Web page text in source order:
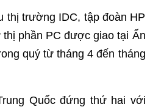
thị trường IDC, tập đoàn HP
phần PC được giao tại Ấn
quý từ tháng 4 đến tháng
Quốc đứng thứ hai với